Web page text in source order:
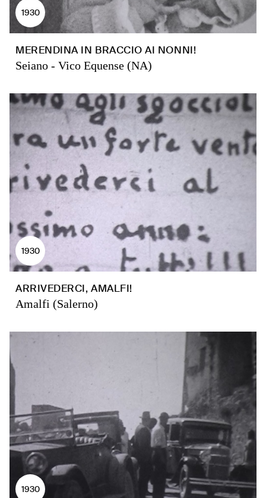
1930
MERENDINA IN BRACCIO AI NONNI!
Seiano - Vico Equense (NA)
1930
ARRIVEDERCI, AMALFI!
Amalfi (Salerno)
1930